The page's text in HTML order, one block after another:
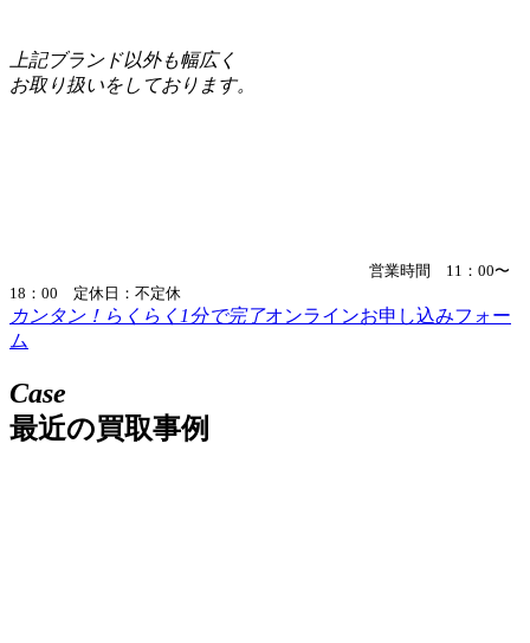
上記ブランド以外も幅広く
お取り扱いをしております。
営業時間 11：00〜
18：00 定休日：不定休
カンタン！らくらく1分で完了オンラインお申し込みフォー
ム
Case
最近の買取事例